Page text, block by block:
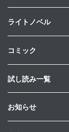
ライトノベル
コミック
試し読み一覧
お知らせ